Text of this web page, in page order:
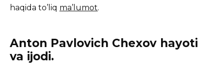
haqida to’liq ma’lumot.
Anton Pavlovich Chexov hayoti
va ijodi.